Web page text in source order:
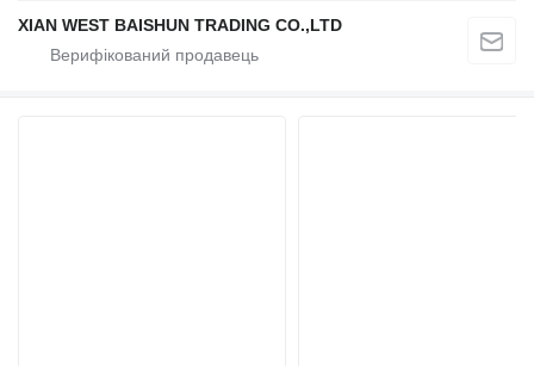
XIAN WEST BAISHUN TRADING CO.,LTD